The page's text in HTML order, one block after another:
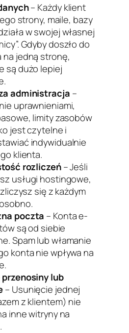
– Każdy klient
strony, maile, bazy
w swojej własnej
Gdyby doszło do
na jedną stronę,
są dużo lepiej
administracja –
uprawnieniami,
limity zasobów
jest czytelne i
indywidualnie
klienta.
rozliczeń– Jeśli
usługi hostingowe,
się z każdym
poczta – Konta e-
są od siebie
Spam lub włamanie
konta nie wpływa na
lub
– Usunięcie jednej
z klientem) nie
inne witryny na